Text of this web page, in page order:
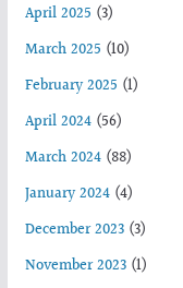
April 2025 (3)
March 2025 (10)
February 2025 (1)
April 2024(56)
March 2024(88)
January 2024(4)
December 2023(3)
November 2023(1)